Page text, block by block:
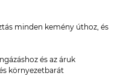
minden kemény úthoz, és
és az áruk
környezetbarát